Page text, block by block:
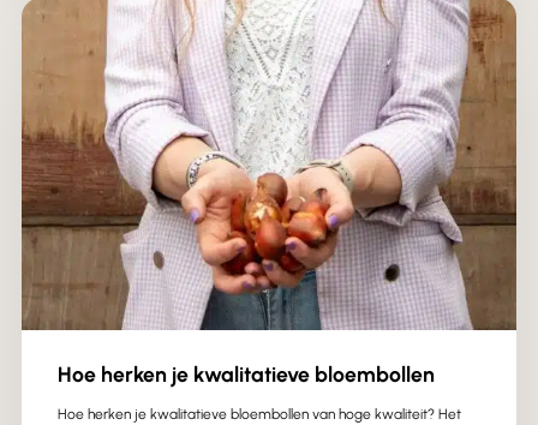
Hoe herken je kwalitatieve bloembollen
Hoe herken je kwalitatieve bloembollen van hoge kwaliteit? Het